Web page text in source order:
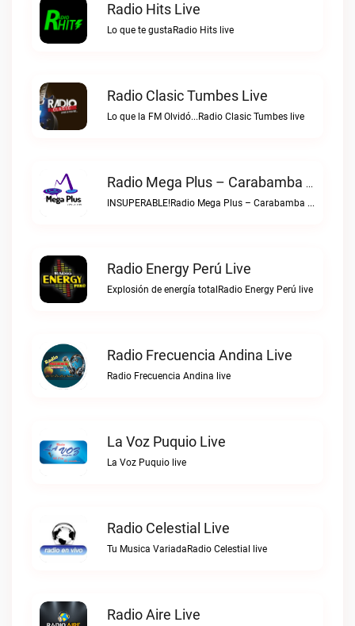
Radio Hits Live
Lo que te gustaRadio Hits live
Radio Clasic Tumbes Live
Lo que la FM Olvidó...Radio Clasic Tumbes live
Radio Mega Plus – Carabamba Live
INSUPERABLE!Radio Mega Plus – Carabamba live
Radio Energy Perú Live
Explosión de energía totalRadio Energy Perú live
Radio Frecuencia Andina Live
Radio Frecuencia Andina live
La Voz Puquio Live
La Voz Puquio live
Radio Celestial Live
Tu Musica VariadaRadio Celestial live
Radio Aire Live